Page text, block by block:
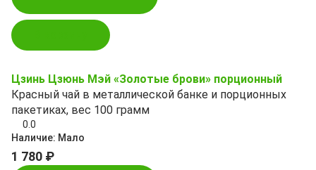
Цзинь Цзюнь Мэй «Золотые брови» порционный
Красный чай в металлической банке и порционных
пакетиках, вес 100 грамм
0.0
Наличие: Мало
1 780 ₽